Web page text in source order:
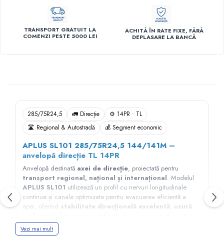
TRANSPORT GRATUIT LA
COMENZI PESTE 5000 LEI
ACHITĂ ÎN RATE FIXE, FĂRĂ
DEPLASARE LA BANCĂ
285/75R24,5 🚛 Direcție
⚙️ 14PR • TL
🛣️ Regional & Autostradă
💰 Segment economic
APLUS SL101 285/75R24,5 144/141M –
anvelopă direcție TL 14PR
Anvelopă destinată axei de direcție, proiectată pentru
transport regional, național și internațional. Modelul
APLUS SL101 utilizează un profil cu nervuri longitudinale
continue și canale optimizate pentru evacuarea eficientă a
apei, oferind stabilitate direcțională excelentă uzură
pentru flotele care urmăresc costuri reduse de exploatare.
Vezi mai mult